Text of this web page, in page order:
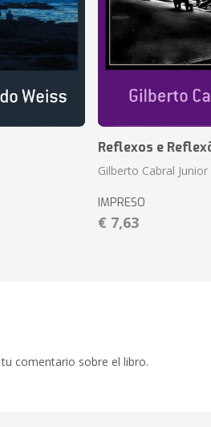
Reflexos e
Gilberto Cabral Junior
IMPRESO
€ 7,63
comentario sobre el libro.